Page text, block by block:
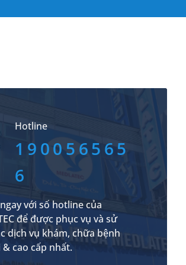
Hotline
190056565
6
với số hotline của
để được phục vụ và sử
dịch vụ khám, chữa bệnh
& cao cấp nhất.